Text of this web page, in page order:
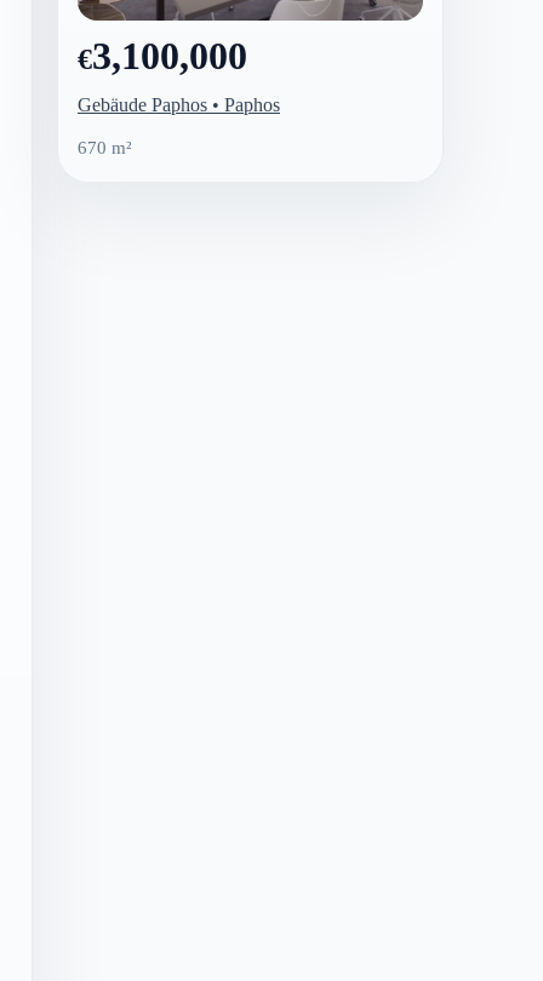
€3,100,000
Gebäude Paphos • Paphos
670 m²